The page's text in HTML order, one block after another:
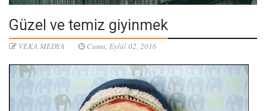
Güzel ve temiz giyinmek
VEKA MEDYA Cuma, Eylül 02, 2016